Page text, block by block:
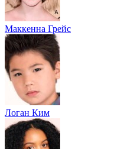
Маккенна Грейс
Логан Ким